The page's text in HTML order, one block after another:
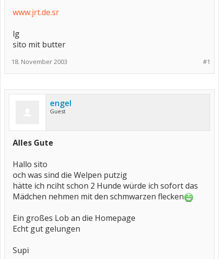
www.jrt.de.sr
lg
sito mit butter
#1
18. November 2003
engel
Guest
Alles Gute
Hallo sito
och was sind die Welpen putzig
hätte ich nciht schon 2 Hunde würde ich sofort das
Mädchen nehmen mit den schmwarzen flecken
Ein großes Lob an die Homepage
Echt gut gelungen
Supi